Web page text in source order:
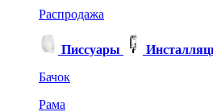
Распродажа
Писсуары
Бачок
Рама